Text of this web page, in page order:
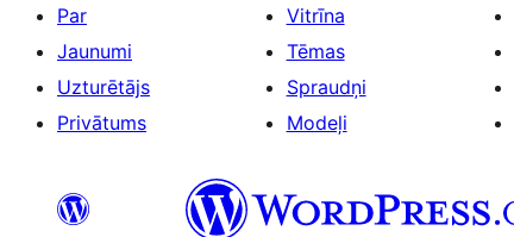
Par
Jaunumi
Uzturētājs
Privātums
Vitrīna
Tēmas
Spraudņi
Modeļi